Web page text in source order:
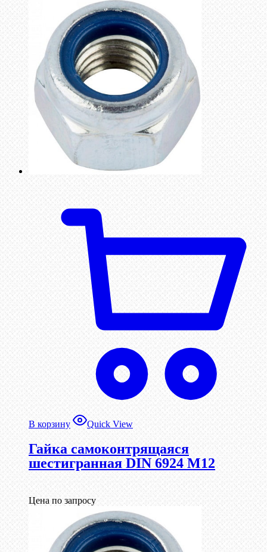
В корзину Quick View
Гайка самоконтрящаяся
шестигранная DIN 6924 М12
Цена по запросу